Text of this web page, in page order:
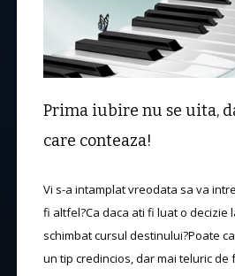
Prima iubire nu se uita,
care conteaza!
Vi s-a intamplat vreodata sa va
fi altfel?Ca daca ati fi luat o decizie
schimbat cursul destinului?Poate
un tip credincios, dar mai teluric de